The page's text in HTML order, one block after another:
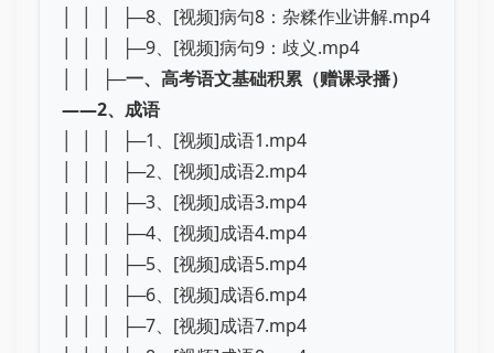
│ │ │ ├─8、[视频]病句8：杂糅作业讲解.mp4
│ │ │ ├─9、[视频]病句9：歧义.mp4
│ │ ├─一、高考语文基础积累（赠课录播）
——2、成语
│ │ │ ├─1、[视频]成语1.mp4
│ │ │ ├─2、[视频]成语2.mp4
│ │ │ ├─3、[视频]成语3.mp4
│ │ │ ├─4、[视频]成语4.mp4
│ │ │ ├─5、[视频]成语5.mp4
│ │ │ ├─6、[视频]成语6.mp4
│ │ │ ├─7、[视频]成语7.mp4